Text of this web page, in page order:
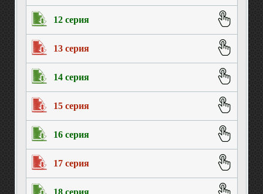
12 серия
13 серия
14 серия
15 серия
16 серия
17 серия
18 серия